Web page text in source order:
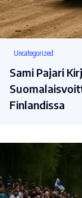
Uncategorized
Sami Pajari
Finlandissa